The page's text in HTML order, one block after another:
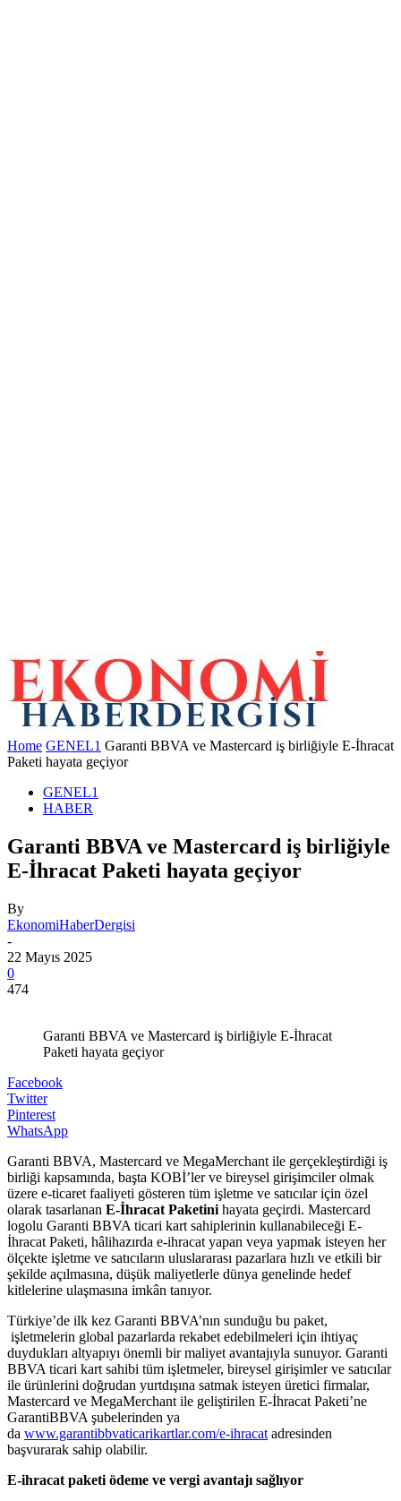
Home GENEL1 Garanti BBVA ve Mastercard iş birliğiyle E-İhracat
Paketi hayata geçiyor
GENEL1
HABER
Garanti BBVA ve Mastercard iş birliğiyle
E-İhracat Paketi hayata geçiyor
By
EkonomiHaberDergisi
-
22 Mayıs 2025
0
474
Garanti BBVA ve Mastercard iş birliğiyle E-İhracat
Paketi hayata geçiyor
Facebook
Twitter
Pinterest
WhatsApp
Garanti BBVA, Mastercard ve MegaMerchant ile gerçekleştirdiği iş
birliği kapsamında, başta KOBİ’ler ve bireysel girişimciler olmak
üzere e-ticaret faaliyeti gösteren tüm işletme ve satıcılar için özel
olarak tasarlanan E-İhracat Paketini hayata geçirdi. Mastercard
logolu Garanti BBVA ticari kart sahiplerinin kullanabileceği E-
İhracat Paketi, hâlihazırda e-ihracat yapan veya yapmak isteyen her
ölçekte işletme ve satıcıların uluslararası pazarlara hızlı ve etkili bir
şekilde açılmasına, düşük maliyetlerle dünya genelinde hedef
kitlelerine ulaşmasına imkân tanıyor.
Türkiye’de ilk kez Garanti BBVA’nın sunduğu bu paket,
işletmelerin global pazarlarda rekabet edebilmeleri için ihtiyaç
duydukları altyapıyı önemli bir maliyet avantajıyla sunuyor. Garanti
BBVA ticari kart sahibi tüm işletmeler, bireysel girişimler ve satıcılar
ile ürünlerini doğrudan yurtdışına satmak isteyen üretici firmalar,
Mastercard ve MegaMerchant ile geliştirilen E-İhracat Paketi’ne
GarantiBBVA şubelerinden ya
da www.garantibbvaticarikartlar.com/e-ihracat adresinden
başvurarak sahip olabilir.
E-ihracat paketi ödeme ve vergi avantajı sağlıyor